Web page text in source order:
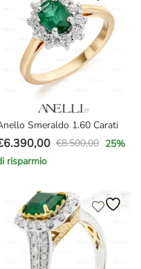
€12.000,00.
€9.730,00.
Smeraldo 1.60 Carati
€8.500,00
€8.500,00.
6.390,00
€6.390,00.
25%
risparmio